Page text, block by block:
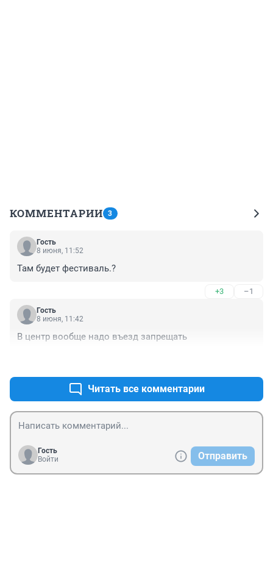
КОММЕНТАРИИ 3
Гость
8 июня, 11:52
Там будет фестиваль.?
+3 –1
Гость
8 июня, 11:42
В центр вообще надо въезд запрещать
Читать все комментарии
Гость
Войти
Отправить